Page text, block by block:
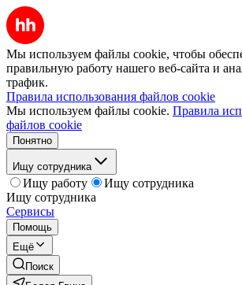
Мы используем файлы cookie, чтобы
правильную работу нашего веб-сайта и
трафик.
Правила использования файлов cookie
Мы используем файлы cookie. Правила
файлов cookie
Понятно
Ищу сотрудника
Ищу работу
Ищу сотрудника
Ищу сотрудника
Сервисы
Помощь
Ещё
Поиск